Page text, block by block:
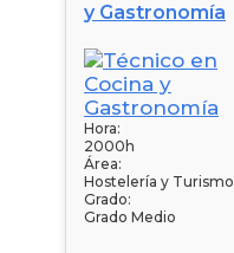
y Gastronomía
Hora:
2000h
Área:
Hostelería y Turismo
Grado:
Grado Medio